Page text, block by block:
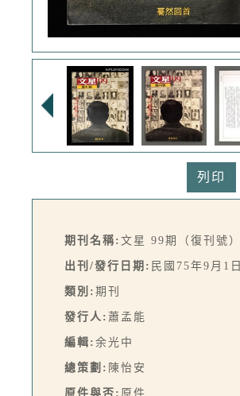
列印
期刊名稱: 文星 99期（復刊號）
出刊/發行日期: 民國75年9月1日
類別: 期刊
發行人: 蕭孟能
編輯: 余光中
總策劃: 陳怡安
原件與否: 原件